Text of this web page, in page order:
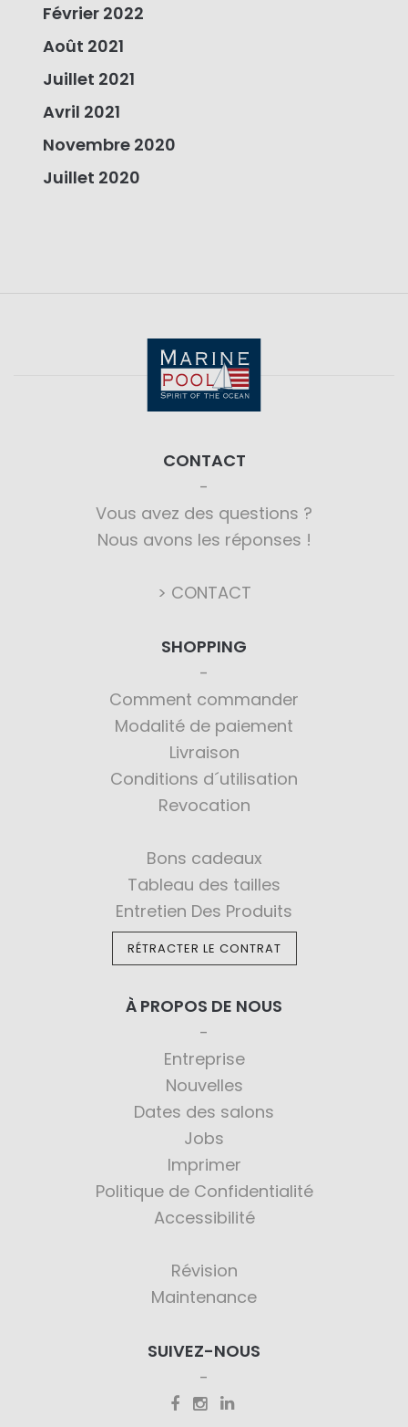
Février 2022
Août 2021
Juillet 2021
Avril 2021
Novembre 2020
Juillet 2020
CONTACT
Vous avez des questions ?
Nous avons les réponses !
> CONTACT
SHOPPING
Comment commander
Modalité de paiement
Livraison
Conditions d´utilisation
Revocation
Bons cadeaux
Tableau des tailles
Entretien Des Produits
RÉTRACTER LE CONTRAT
À PROPOS DE NOUS
Entreprise
Nouvelles
Dates des salons
Jobs
Imprimer
Politique de Confidentialité
Accessibilité
Révision
Maintenance
SUIVEZ-NOUS